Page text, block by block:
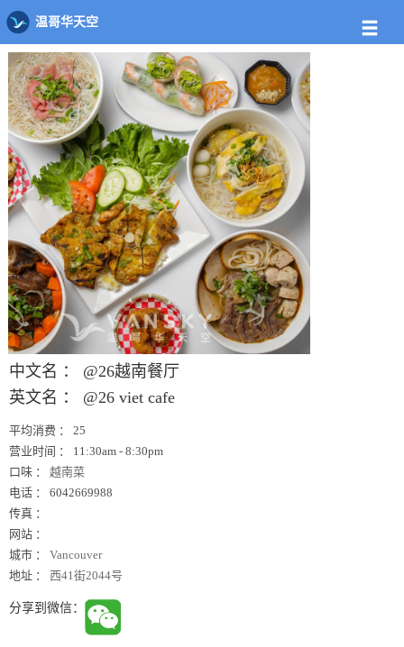
温哥华天空
店铺 饭馆列表
中文名 ：
@26越南餐厅
英文名 ：
@26 viet cafe
平均消费 ： 25
营业时间 ： 11:30am - 8:30pm
口味 ： 越南菜
电话 ： 6042669988
传真 ：
网站 ：
城市 ： Vancouver
地址 ： 西41街2044号
分享到微信：